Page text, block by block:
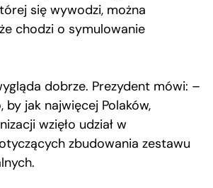
się wywodzi, można
chodzi o symulowanie
dobrze. Prezydent mówi: –
by jak najwięcej Polaków,
wzięło udział w
zbudowania zestawu